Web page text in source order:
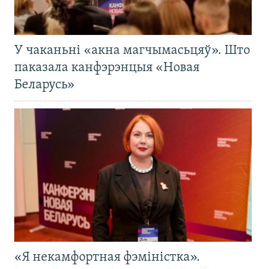
У чаканьні «акна магчымасьцяў». Што
паказала канфэрэнцыя «Новая
Беларусь»
«Я некамфортная фэміністка».